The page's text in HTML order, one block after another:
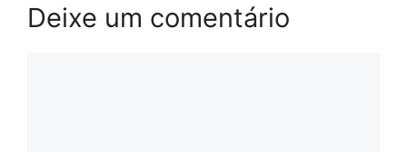
Deixe um comentário